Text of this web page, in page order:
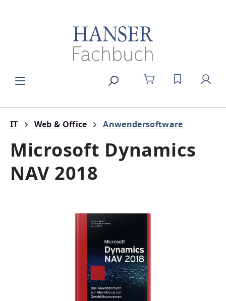
DU HAST 0
IT Web & Office Anwendersoftware
Microsoft Dynamics
NAV 2018
Bildergalerie überspringen